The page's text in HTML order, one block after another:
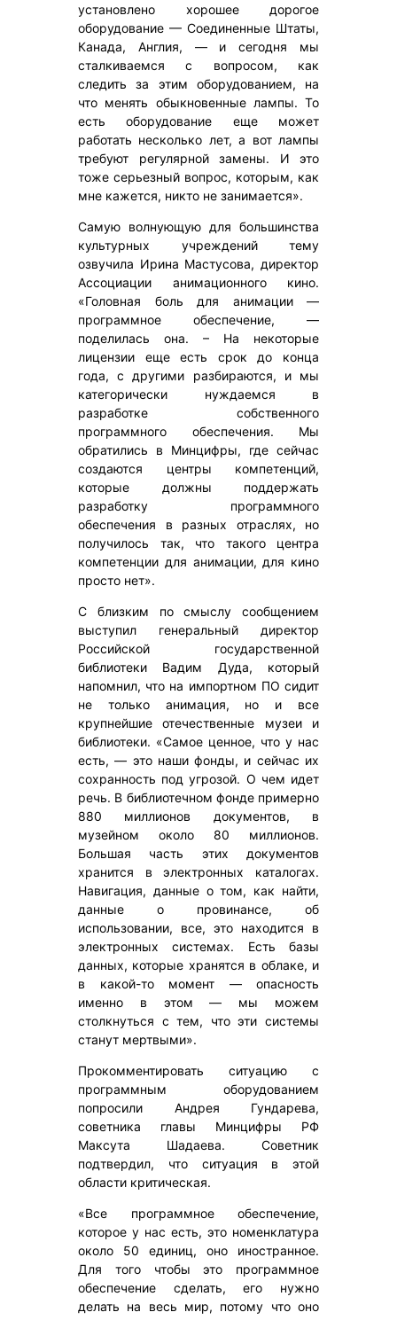
установлено хорошее дорогое
оборудование — Соединенные Штаты,
Канада, Англия, — и сегодня мы
сталкиваемся с вопросом, как
следить за этим оборудованием, на
что менять обыкновенные лампы. То
есть оборудование еще может
работать несколько лет, а вот лампы
требуют регулярной замены. И это
тоже серьезный вопрос, которым, как
мне кажется, никто не занимается».
Самую волнующую для большинства
культурных учреждений тему
озвучила Ирина Мастусова, директор
Ассоциации анимационного кино.
«Головная боль для анимации —
программное обеспечение, —
поделилась она. – На некоторые
лицензии еще есть срок до конца
года, с другими разбираются, и мы
категорически нуждаемся в
разработке собственного
программного обеспечения. Мы
обратились в Минцифры, где сейчас
создаются центры компетенций,
которые должны поддержать
разработку программного
обеспечения в разных отраслях, но
получилось так, что такого центра
компетенции для анимации, для кино
просто нет».
С близким по смыслу сообщением
выступил генеральный директор
Российской государственной
библиотеки Вадим Дуда, который
напомнил, что на импортном ПО сидит
не только анимация, но и все
крупнейшие отечественные музеи и
библиотеки. «Самое ценное, что у нас
есть, — это наши фонды, и сейчас их
сохранность под угрозой. О чем идет
речь. В библиотечном фонде примерно
880 миллионов документов, в
музейном около 80 миллионов.
Большая часть этих документов
хранится в электронных каталогах.
Навигация, данные о том, как найти,
данные о провинансе, об
использовании, все, это находится в
электронных системах. Есть базы
данных, которые хранятся в облаке, и
в какой-то момент — опасность
именно в этом — мы можем
столкнуться с тем, что эти системы
станут мертвыми».
Прокомментировать ситуацию с
программным оборудованием
попросили Андрея Гундарева,
советника главы Минцифры РФ
Максута Шадаева. Советник
подтвердил, что ситуация в этой
области критическая.
«Все программное обеспечение,
которое у нас есть, это номенклатура
около 50 единиц, оно иностранное.
Для того чтобы это программное
обеспечение сделать, его нужно
делать на весь мир, потому что оно